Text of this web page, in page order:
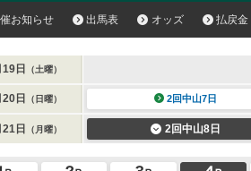
お知らせ 出馬表 オッズ 払戻金
日 （土曜）
日 （日曜） 2回中山7日
日 （月曜） 2回中山8日